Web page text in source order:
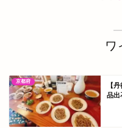
―
ワ
京都府
【
品出